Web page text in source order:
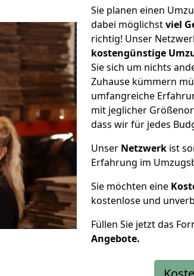
Sie planen einen
dabei möglichstviel
richtig! Unser
kostengünstige
Sie sich um nichts
Zuhause kümmern
umfangreiche
mit jeglicher
dass wir für jedes
Unser Netzwerk ist
Erfahrung im
Sie möchten eine
kostenlose und
Füllen Sie jetzt das
Angebote.